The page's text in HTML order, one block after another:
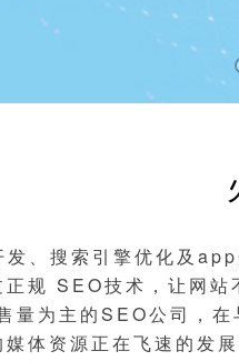
、搜索引擎优化及
规 SEO技术，让网
量为主的SEO公司，
体资源正在飞速的发